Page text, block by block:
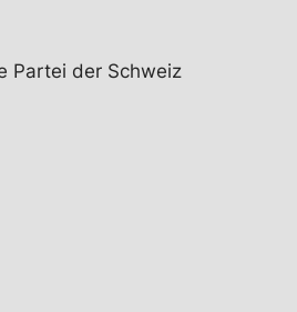
Partei der Schweiz